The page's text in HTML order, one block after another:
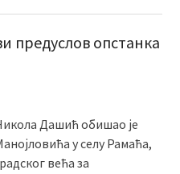
предуслов опстанка
Дашић обишао је
у селу Рамаћа,
већа за